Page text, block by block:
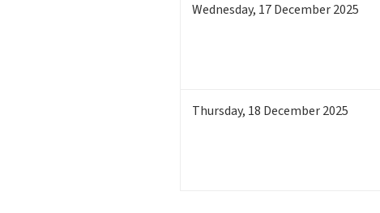
Wednesday, 17December 2025
Thursday, 18 December 2025